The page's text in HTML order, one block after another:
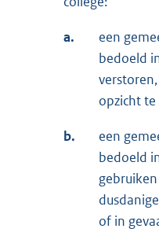
a.
een
bedoeld
opzicht
b.
een
bedoeld
of in